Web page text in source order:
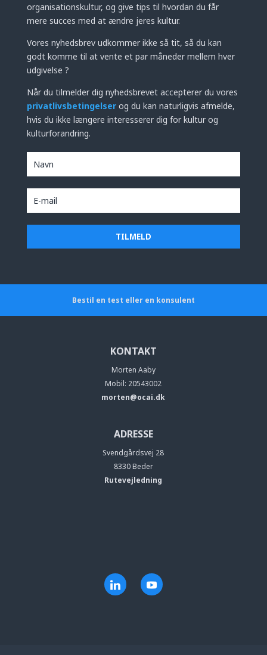
organisationskultur, og give tips til hvordan du får
mere succes med at ændre jeres kultur.
Vores nyhedsbrev udkommer ikke så tit, så du kan
godt komme til at vente et par måneder mellem hver
udgivelse ?
Når du tilmelder dig nyhedsbrevet accepterer du vores
privatlivsbetingelser og du kan naturligvis afmelde,
hvis du ikke længere interesserer dig for kultur og
kulturforandring.
Bestil en test eller en konsulent
KONTAKT
Morten Aaby
Mobil: 20543002
morten@ocai.dk
ADRESSE
Svendgårdsvej 28
8330 Beder
Rutevejledning